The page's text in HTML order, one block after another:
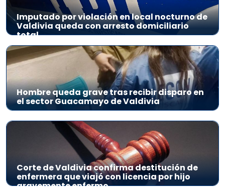
o
Imputado por violación en local nocturno de
Valdivia queda con arresto domiciliario
total
Hombre queda grave tras recibir disparo en
el sector Guacamayo de Valdivia
Corte de Valdivia confirma destitución de
enfermera que viajó con licencia por hijo
gravemente enfermo